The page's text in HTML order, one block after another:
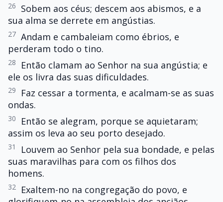
26
Sobem aos céus; descem aos abismos, e a
sua alma se derrete em angústias.
27 Andam e cambaleiam como ébrios, e
perderam todo o tino.
28
Então clamam ao Senhor na sua angústia; e
ele os livra das suas dificuldades.
29
Faz cessar a tormenta, e acalmam-se as suas
ondas.
30
Então se alegram, porque se aquietaram;
assim os leva ao seu porto desejado.
31
Louvem ao Senhor pela sua bondade, e pelas
suas maravilhas para com os filhos dos
homens.
32
Exaltem-no na congregação do povo, e